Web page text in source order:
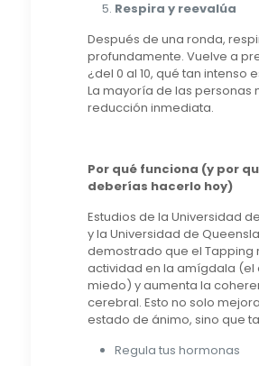
Respira y reevalúa
Después de una ronda,
profundamente. Vuelve a
¿del 0 al 10, qué tan intenso
La mayoría de las personas
reducción inmediata.
Por qué funciona (y por
deberías hacerlo hoy)
Estudios de la Universidad
y la Universidad de
demostrado que el Tapping
actividad en la amígdala (el
miedo) y aumenta la
cerebral. Esto no solo
estado de ánimo, sino que
Regula tus hormonas